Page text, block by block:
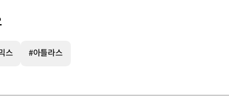
스 #아틀라스